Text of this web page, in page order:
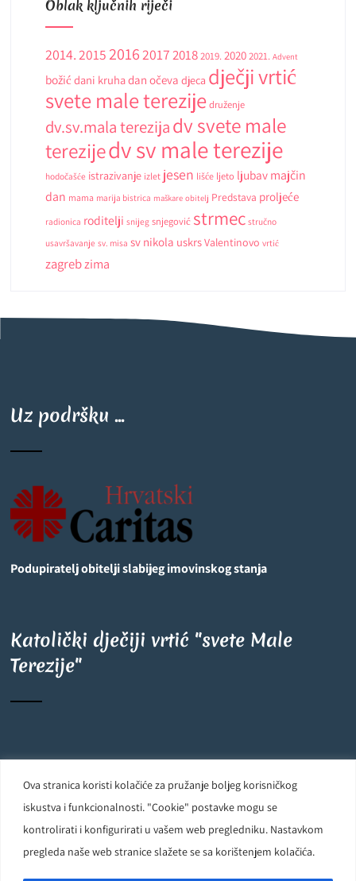
Ova stranica koristi kolačiće za pružanje boljeg korisničkog
iskustva i funkcionalnosti. "Cookie" postavke mogu se
kontrolirati i konfigurirati u vašem web pregledniku. Nastavkom
pregleda naše web stranice slažete se sa korištenjem kolačića.
Oblak ključnih riječi
2014.2015201620172018 2019. 2020 2021. Advent
božić dani kruhadan očeva djeca dječji vrtić
svete male terezije druženje
dv.sv.mala terezijadv svete male
terezijedv sv male terezije
hodočašće istrazivanje izlet jesen lišće ljeto ljubav majčin
dan mama marija bistrica maškare obitelj Predstava proljeće
radionica roditelji snijeg snjegović strmec stručno
usavršavanje sv. misa sv nikola uskrsValentinovo vrtić
zagrebzima
Uz podršku ...
Podupiratelj obitelji slabijeg imovinskog stanja
Katolički dječiji vrtić "svete Male
Terezije"
Carmelite Sisters DCJ. Made in Kingdom of God. Since 1891. All
rights reserved.